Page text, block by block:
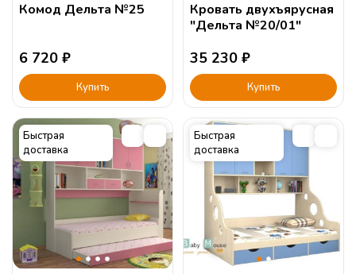
Комод Дельта №25
6 720 ₽
Купить
Кровать двухъярусная
"Дельта №20/01"
35 230 ₽
Купить
Быстрая
доставка
Быстрая
доставка